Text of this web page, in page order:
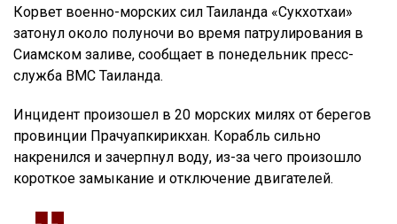
Корвет военно-морских сил Таиланда «Сукхотхаи»
затонул около полуночи во время патрулирования в
Сиамском заливе, сообщает в понедельник пресс-
служба ВМС Таиланда.
Инцидент произошел в 20 морских милях от берегов
провинции Прачуапкирикхан. Корабль сильно
накренился и зачерпнул воду, из-за чего произошло
короткое замыкание и отключение двигателей.